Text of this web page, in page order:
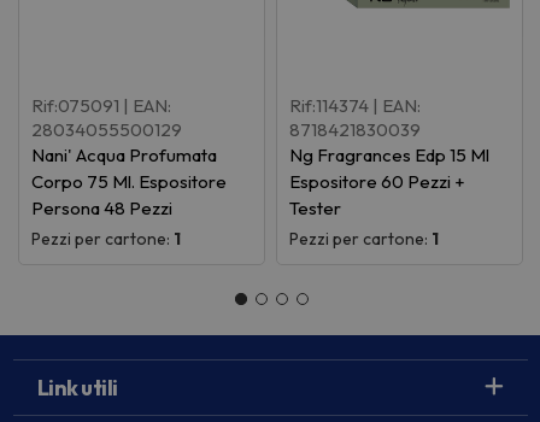
Rif:075091 | EAN:
28034055500129
Nani' Acqua Profumata
Corpo 75 Ml. Espositore
Persona 48 Pezzi
Pezzi per cartone: 1
Rif:114374 | EAN:
8718421830039
Ng Fragrances Edp 15 Ml
Espositore 60 Pezzi +
Tester
Pezzi per cartone: 1
Link utili